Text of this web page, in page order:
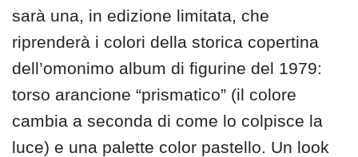
sarà una, in edizione limitata, che
riprenderà i colori della storica copertina
dell’omonimo album di figurine del 1979:
torso arancione “prismatico” (il colore
cambia a seconda di come lo colpisce la
luce) e una palette color pastello. Un look